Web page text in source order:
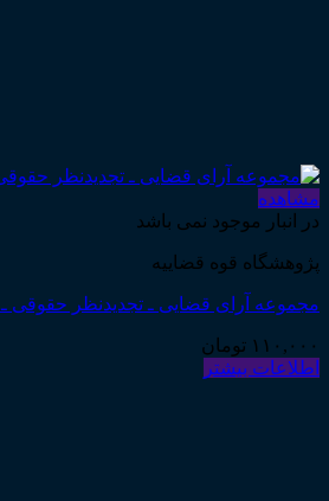
مشاهده
در انبار موجود نمی باشد
پژوهشگاه قوه قضاییه
مجموعه آرای قضایی ـ تجدیدنظر حقوقی ـ
۱۱۰,۰۰۰ تومان
اطلاعات بیشتر